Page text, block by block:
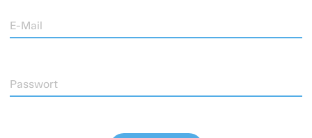
E-Mail
Passwort